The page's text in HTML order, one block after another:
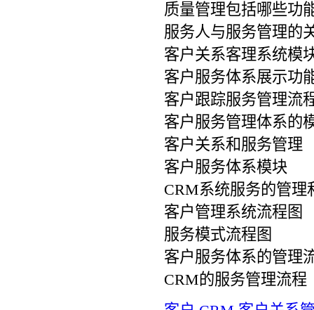
质量管理包括哪些功
服务人与服务管理的
客户关系客理系统模
客户服务体系展示功
客户跟踪服务管理流
客户服务管理体系的
客户关系和服务管理
客户服务体系模块
CRM系统服务的管理
客户管理系统流程图
服务模式流程图
客户服务体系的管理
CRM的服务管理流程